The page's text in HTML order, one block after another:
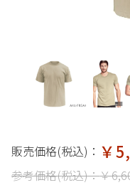
販売価格(税込)： ￥
参考価格(税込)：￥